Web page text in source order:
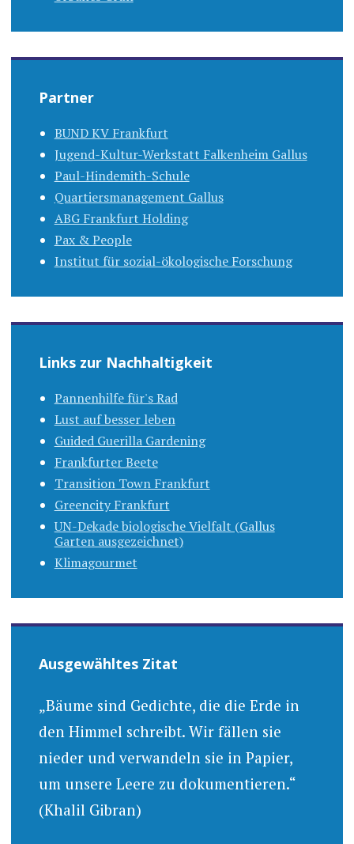
Partner
BUND KV Frankfurt
Jugend-Kultur-Werkstatt Falkenheim Gallus
Paul-Hindemith-Schule
Quartiersmanagement Gallus
ABG Frankfurt Holding
Pax & People
Institut für sozial-ökologische Forschung
Links zur Nachhaltigkeit
Pannenhilfe für's Rad
Lust auf besser leben
Guided Guerilla Gardening
Frankfurter Beete
Transition Town Frankfurt
Greencity Frankfurt
UN-Dekade biologische Vielfalt (Gallus
Garten ausgezeichnet)
Klimagourmet
Ausgewähltes Zitat
„Bäume sind Gedichte, die die Erde in
den Himmel schreibt. Wir fällen sie
nieder und verwandeln sie in Papier,
um unsere Leere zu dokumentieren.“
(Khalil Gibran)